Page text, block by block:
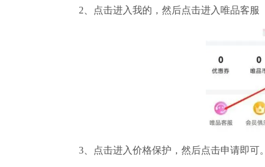
2、点击进入我的，然后点击进入唯品客服
3、点击进入价格保护，然后点击申请即可。